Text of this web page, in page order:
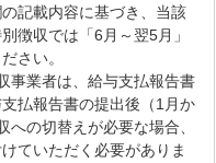
記載内容に基づき、当該
徴収では「6月～翌5月」
さい。
事業者は、給与支払報告書
払報告書の提出後（1月か
の切替えが必要な場合、
ていただく必要がありま